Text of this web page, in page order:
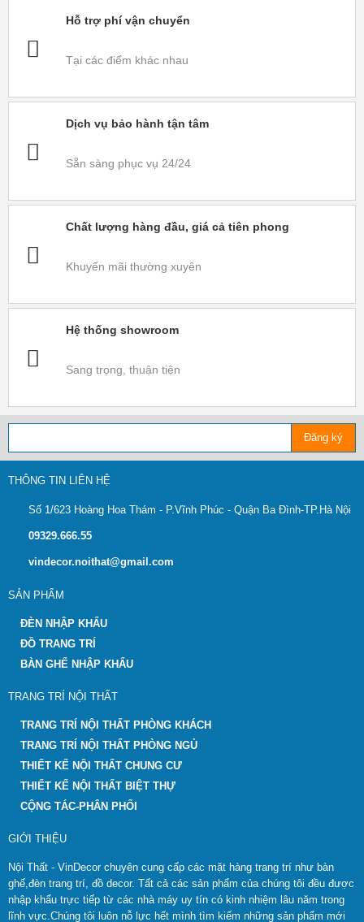
Hỗ trợ phí vận chuyển
Tại các điểm khác nhau
Dịch vụ bảo hành tận tâm
Sẵn sàng phục vụ 24/24
Chất lượng hàng đầu, giá cả tiên phong
Khuyến mãi thường xuyên
Hệ thống showroom
Sang trọng, thuận tiện
Đăng ký
THÔNG TIN LIÊN HỆ
Số 1/623 Hoàng Hoa Thám - P.Vĩnh Phúc - Quận Ba Đình-TP.Hà Nội
09329.666.55
vindecor.noithat@gmail.com
SẢN PHẨM
ĐÈN NHẬP KHẨU
ĐỒ TRANG TRÍ
BÀN GHẾ NHẬP KHẨU
TRANG TRÍ NỘI THẤT
TRANG TRÍ NỘI THẤT PHÒNG KHÁCH
TRANG TRÍ NỘI THẤT PHÒNG NGỦ
THIẾT KẾ NỘI THẤT CHUNG CƯ
THIẾT KẾ NỘI THẤT BIỆT THỰ
CỘNG TÁC-PHÂN PHỐI
GIỚI THIỆU
Nội Thất - VinDecor chuyên cung cấp các mặt hàng trang trí như bàn
ghế,đèn trang trí, đồ decor. Tất cả các sản phẩm của chúng tôi đều được
nhập khẩu trực tiếp từ các nhà máy uy tín có kinh nhiệm lâu năm trong
lĩnh vực.Chúng tôi luôn nỗ lực hết mình tìm kiếm những sản phẩm mới